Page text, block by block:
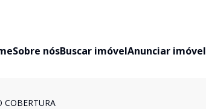
Sobre nósBuscar imóvelAnunciar imóvel
COBERTURA